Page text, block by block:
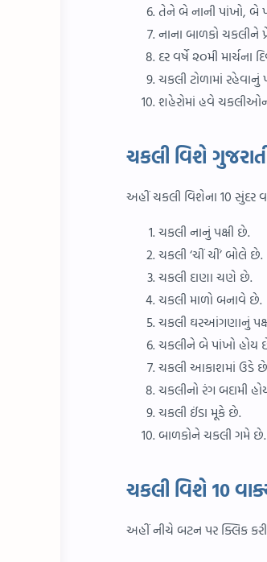
તેને બે નાની પાંખો,
નાના બાળકો ચકલીને
દર વર્ષે ૨૦મી માર્ચના
ચકલી ટોળામાં
શહેરોમાં હવે
ચકલી વિશે
અહીં ચકલી વિશેના 10 સુંદર
ચકલી નાનું પક્ષી છે.
ચકલી ‘ચીં ચીં’ બોલે છે.
ચકલી દાણા ચણે છે.
ચકલી માળો બનાવે છે.
ચકલી ઘરઆંગણાનું
ચકલીને બે પાંખો હોય
ચકલી આકાશમાં ઉડે
ચકલીનો રંગ બદામી
ચકલી ઈંડા મૂકે છે.
બાળકોને ચકલી ગમે છે.
ચકલી વિશે 10
અહીં નીચે બટન પર ક્લિક